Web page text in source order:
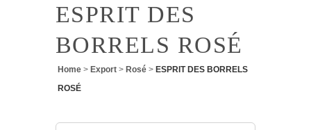
ESPRIT DES
BORRELS ROSÉ
Home> Export> Rosé> ESPRIT DES BORRELS
ROSÉ